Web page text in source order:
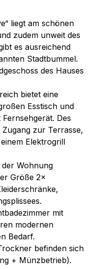
liegt am schönen
zudem unweit des
es ausreichend
Stadtbummel.
des Hauses
bietet eine
Esstisch und
Des
zur Terrasse,
Elektrogrill
Wohnung
Größe 2x
mit
modernen
Bedarf.
befinden sich
+ Münzbetrieb).